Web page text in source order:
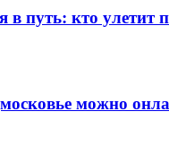
путь: кто улетит
можно